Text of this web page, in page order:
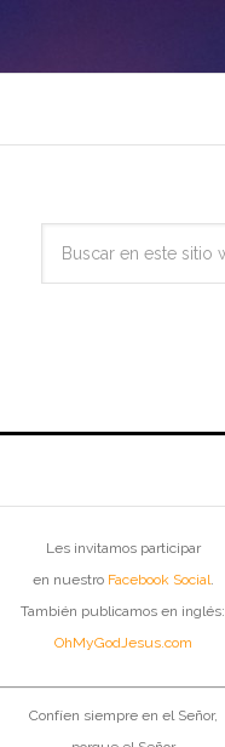
Les invitamos participar
en nuestro Facebook Social.
También publicamos en inglés:
OhMyGodJesus.com
Confíen siempre en el Señor,